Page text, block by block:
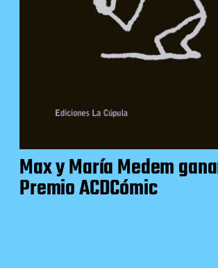
Max y María Medem
Premio ACDCómic